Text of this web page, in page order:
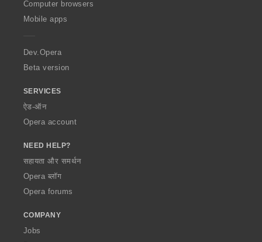
O
p
a
Computer browsers
Mobile apps
Dev.Opera
Beta version
SERVICES
ऐड-ऑन
Opera account
NEED HELP?
सहायता और समर्थन
Opera ब्लॉग
Opera forums
COMPANY
Jobs